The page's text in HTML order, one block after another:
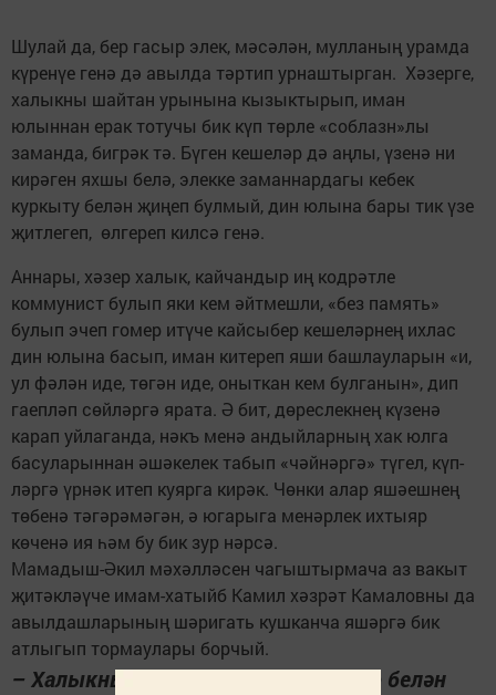
Шулай да, бер гасыр элек, мәсәлән, мулланың урамда
күренүе генә дә авылда тәртип урнаштырган. Хәзерге,
халыкны шайтан урынына кызыктырып, иман
юлыннан ерак тотучы бик күп төрле «соблазн»лы
заманда, бигрәк тә. Бүген кешеләр дә аңлы, үзенә ни
кирәген яхшы белә, элекке заманнардагы кебек
куркыту белән җиңеп булмый, дин юлына бары тик үзе
җитлегеп, өлгереп килсә генә.
Аннары, хәзер халык, кайчандыр иң кодрәтле
коммунист булып яки кем әйтмешли, «без память»
булып эчеп гомер итүче кайсыбер кешеләрнең ихлас
дин юлына басып, иман китереп яши башлауларын «и,
ул фәлән иде, төгән иде, оныткан кем булганын», дип
гаеп­ләп сөйләргә ярата. Ә бит, дөреслекнең күзенә
карап уйлаганда, нәкъ менә андыйларның хак юлга
басуларыннан әшәкелек табып «чәйнәргә» түгел, күп­
ләргә үрнәк итеп куярга кирәк. Чөнки алар яшәешнең
төбенә тәгәрәмәгән, ә югарыга менәрлек ихтыяр
көченә ия һәм бу бик зур нәрсә.
Мамадыш-Әкил мәхәлләсен чагыштырмача аз вакыт
җитәкләүче имам-хатыйб Камил хәзрәт Камаловны да
авылдашларының шәригать кушканча яшәргә бик
атлыгып тормаулары борчый.
– Халыкның сүзен тыңлап, кешеләр белән